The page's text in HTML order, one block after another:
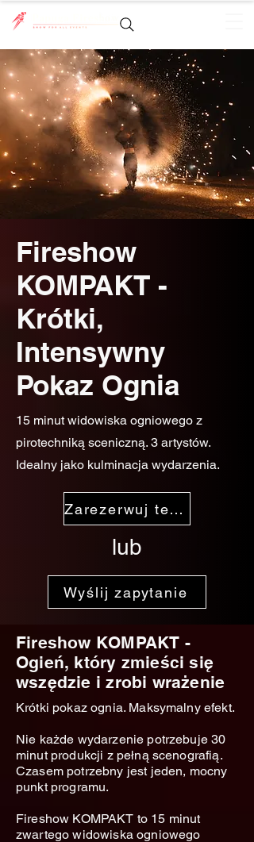
Fireshow
KOMPAKT -
Krótki,
Intensywny
Pokaz Ognia
15 minut widowiska ogniowego z
pirotechniką sceniczną. 3 artystów.
Idealny jako kulminacja wydarzenia.
Zarezerwuj termin
lub
Wyślij zapytanie
Fireshow KOMPAKT -
Ogień, który zmieści się
wszędzie i zrobi wrażenie
Krótki pokaz ognia. Maksymalny efekt.
Nie każde wydarzenie potrzebuje 30
minut produkcji z pełną scenografią.
Czasem potrzebny jest jeden, mocny
punkt programu.
Fireshow KOMPAKT to 15 minut
zwartego widowiska ogniowego